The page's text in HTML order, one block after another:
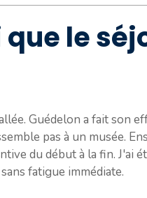
que le
Guédelon a fait son
pas à un musée.
du début à la fin. J'ai
fatigue immédiate.